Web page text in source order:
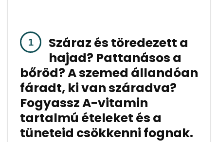
Száraz és töredezett a
hajad? Pattanásos a
bőröd? A szemed állandóan
fáradt, ki van száradva?
Fogyassz A-vitamin
tartalmú ételeket és a
tüneteid csökkenni fognak.